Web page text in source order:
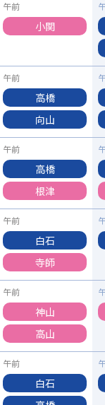
小関
高橋
向山
高橋
根津
白石
寺師
神山
高山
白石